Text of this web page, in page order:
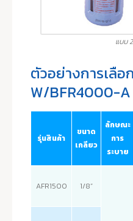
แบบ
ตัวอย่างการเลือ
W/BFR4000-
รุ่นสินค้า
ขนาด
เกลียว
ลักษณะ
การ
ระบาย
AFR1500 1/8”